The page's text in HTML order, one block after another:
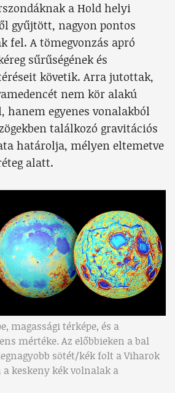
a Hold helyi
gyűjtött, nagyon pontos
fel. A tömegvonzás apró
sűrűségének és
követik. Arra jutottak,
nem kör alakú
hanem egyenes vonalakból
találkozó gravitációs
határolja, mélyen eltemetve
alatt.
magassági térképe, és a
mértéke. Az előbbieken a bal
sötét/kék folt a Viharok
a keskeny kék volnalak a